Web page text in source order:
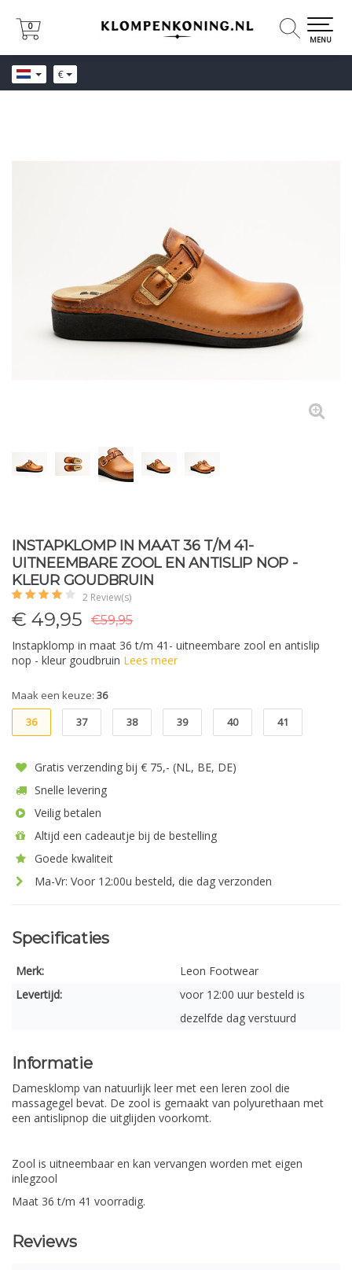
€
0
0
MENU
INSTAPKLOMP IN MAAT 36 T/M 41-
UITNEEMBARE ZOOL EN ANTISLIP NOP -
KLEUR GOUDBRUIN
2 Review(s)
€ 49,95
€59,95
Instapklomp in maat 36 t/m 41- uitneembare zool en antislip
nop - kleur goudbruin Lees meer
Maak een keuze: 36
36
37 38 39 40 41
Gratis verzending bij € 75,- (NL, BE, DE)
Snelle levering
Veilig betalen
Altijd een cadeautje bij de bestelling
Goede kwaliteit
Ma-Vr: Voor 12:00u besteld, die dag verzonden
Specificaties
Merk:
Leon Footwear
Levertijd:
voor 12:00 uur besteld is
dezelfde dag verstuurd
Informatie
Damesklomp van natuurlijk leer met een leren zool die
massagegel bevat. De zool is gemaakt van polyurethaan met
een antislipnop die uitglijden voorkomt.
Zool is uitneembaar en kan vervangen worden met eigen
inlegzool
Maat 36 t/m 41 voorradig.
Reviews